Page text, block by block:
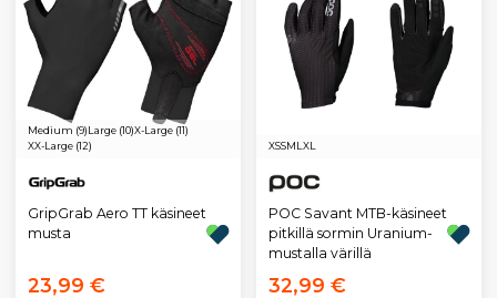
Medium (9)Large (10)X-Large (11)
XX-Large (12)
GripGrab Aero TT käsineet
musta
23,99 €
XSSML XL
POC Savant MTB-käsineet
pitkillä sormin Uranium-
mustalla värillä
32,99 €